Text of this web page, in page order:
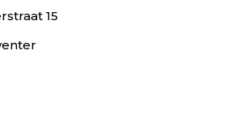
15